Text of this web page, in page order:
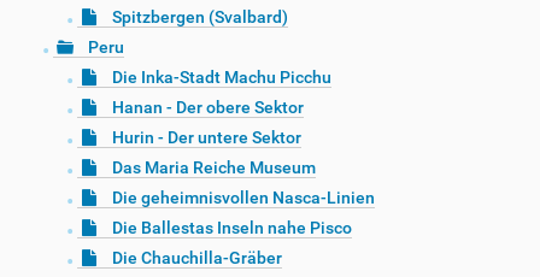
Spitzbergen (Svalbard)
Peru
Die Inka-Stadt Machu Picchu
Hanan - Der obere Sektor
Hurin - Der untere Sektor
Das Maria Reiche Museum
Die geheimnisvollen Nasca-Linien
Die Ballestas Inseln nahe Pisco
Die Chauchilla-Gräber